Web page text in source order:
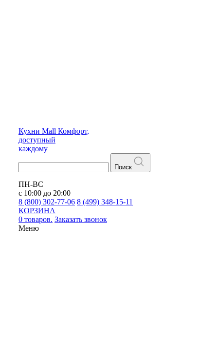
Кухни Mall Комфорт,
доступный
каждому
Поиск
ПН-ВС
с 10:00 до 20:00
8 (800) 302-77-06 8 (499) 348-15-11
КОРЗИНА
0 товаров. Заказать звонок
Меню